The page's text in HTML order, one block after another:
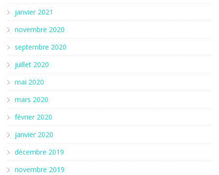
janvier 2021
novembre 2020
septembre 2020
juillet 2020
mai 2020
mars 2020
février 2020
janvier 2020
décembre 2019
novembre 2019